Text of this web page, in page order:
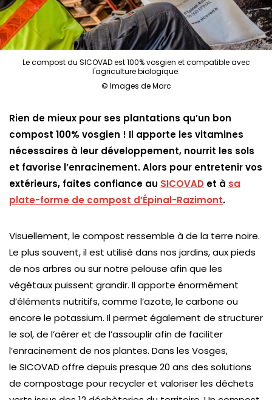
Le compost du SICOVAD est 100% vosgien et compatible avec
l'agriculture biologique.
© Images de Marc
Rien de mieux pour ses plantations qu’un bon
compost 100% vosgien ! Il apporte les vitamines
nécessaires à leur développement, nourrit les sols
et favorise l’enracinement. Alors pour entretenir vos
extérieurs, faites confiance au SICOVAD et à sa
plate-forme de compost d’Épinal-Razimont.
Visuellement, le compost ressemble à de la terre noire.
Le plus souvent, il est utilisé dans nos jardins, aux pieds
de nos arbres ou sur notre pelouse afin que les
végétaux puissent grandir. Il apporte énormément
d’éléments nutritifs, comme l’azote, le carbone ou
encore le potassium. Il permet également de structurer
le sol, de l’aérer et de l’assouplir afin de faciliter
l’enracinement de nos plantes. Dans les Vosges,
le SICOVAD offre depuis presque 20 ans des solutions
de compostage pour recycler et valoriser les déchets